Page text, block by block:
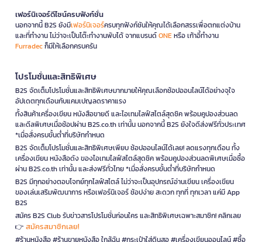
เฟอร์นิเจอร์ดีไซน์ครบฟังก์ชั่น
นอกจากนี้ B2S ยังมีเฟอร์นิเจอร์ครบทุกฟังก์ชันให้คุณได้เลือกสรรเพื่อตกแต่งบ้าน
และที่ทำงาน ไม่ว่าจะเป็นโต๊ะทำงานพับได้ จากแบรนด์ONEหรือ เก้าอี้ทำงาน
Furradecก็มีให้เลือกครบครัน
โปรโมชั่นและสิทธิพิเศษ
B2S จัดเต็มโปรโมชั่นและสิทธิพิเศษมากมายให้คุณเลือกช้อปออนไลน์ได้อย่างจุใจ
อัปเดตทุกเดือนกับแคมเปญลดราคาแรง
ทั้งสินค้าเครื่องเขียน หนังสือขายดี และไอเทมไลฟ์สไตล์สุดชิค พร้อมคูปองส่วนลด
และดีลพิเศษเมื่อช้อปผ่าน B2S.co.th เท่านั้น นอกจากนี้ B2S ยังใจดีส่งฟรีทั่วประเทศ
*เมื่อสั่งครบขั้นต่ำที่บริษัทกำหนด
B2S จัดเต็มโปรโมชั่นและสิทธิพิเศษเพียบ ช้อปออนไลน์ได้เลย! ลดแรงทุกเดือน ทั้ง
เครื่องเขียน หนังสือดัง ของไอเทมไลฟ์สไตล์สุดชิค พร้อมคูปองส่วนลดพิเศษเมื่อซื้อ
ผ่าน B2S.co.th เท่านั้น และส่งฟรีทั่วไทย *เมื่อสั่งครบขั้นต่ำที่บริษัทกำหนด
B2S มีทุกอย่างตอบโจทย์ทุกไลฟ์สไตล์ ไม่ว่าจะเป็นอุปกรณ์อ่านเขียน เครื่องเขียน
ของเล่นเสริมพัฒนาการ หรือเฟอร์นิเจอร์ ช้อปง่าย สะดวก ทุกที่ ทุกเวลา แค่มี App
B2S
สมัคร B2S Club รับข่าวสารโปรโมชั่นก่อนใคร และสิทธิพิเศษเฉพาะสมาชิก! คลิกเลย
👉 สมัครสมาชิกเลย!
#ร้านหนังสือ #ร้านขายหนังสือ ใกล้ฉัน #กระเป๋าใส่ดินสอ #เครื่องเขียนออนไลน์ #ซื้อ